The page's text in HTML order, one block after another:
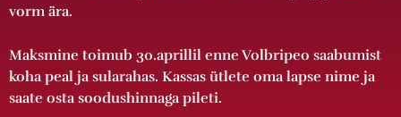
vorm ära.
Maksmine toimub 30.aprillil enne Volbripeo saabumist
koha peal ja sularahas. Kassas ütlete oma lapse nime ja
saate osta soodushinnaga pileti.